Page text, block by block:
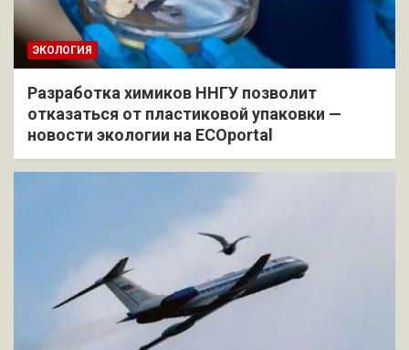
ЭКОЛОГИЯ
Разработка химиков ННГУ позволит
отказаться от пластиковой упаковки —
новости экологии на ECOportal